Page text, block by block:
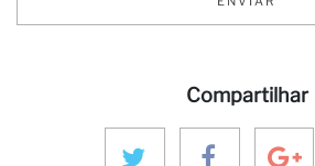
Compartilhar